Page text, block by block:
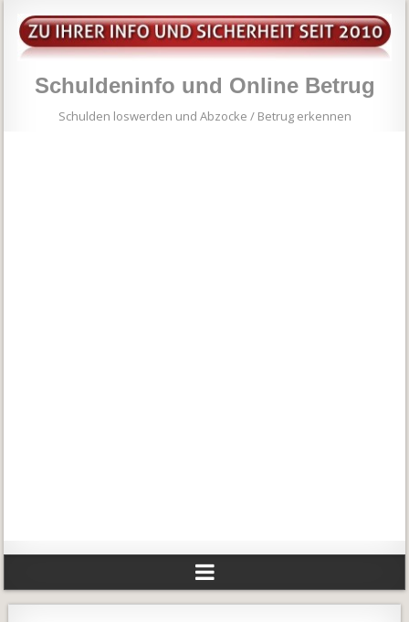
Schuldeninfo und Online Betrug
Schulden loswerden und Abzocke / Betrug erkennen